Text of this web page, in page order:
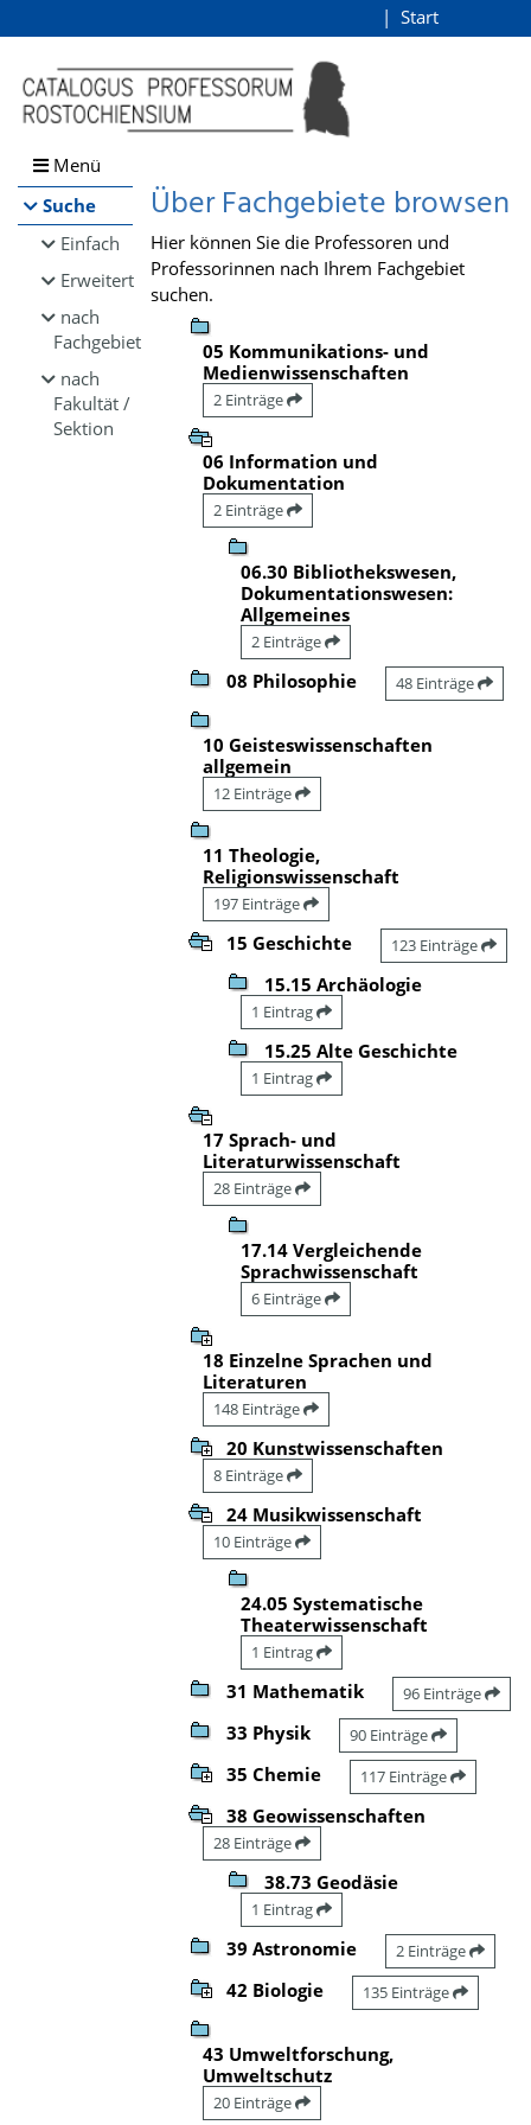
Browsen
direkt zum Inhalt
Start
Menü
Suche
Einfach
Erweitert
nach
Fachgebiet
nach
Fakultät /
Sektion
Über Fachgebiete browsen
Hier können Sie die Professoren und
Professorinnen nach Ihrem Fachgebiet
suchen.
05 Kommunikations- und
Medienwissenschaften
2 Einträge
06 Information und
Dokumentation
2 Einträge
06.30 Bibliothekswesen,
Dokumentationswesen:
Allgemeines
2 Einträge
08 Philosophie 48 Einträge
10 Geisteswissenschaften
allgemein
12 Einträge
11 Theologie,
Religionswissenschaft
197 Einträge
15 Geschichte 123 Einträge
15.15 Archäologie
1 Eintrag
15.25 Alte Geschichte
1 Eintrag
17 Sprach- und
Literaturwissenschaft
28 Einträge
17.14 Vergleichende
Sprachwissenschaft
6 Einträge
18 Einzelne Sprachen und
Literaturen
148 Einträge
20 Kunstwissenschaften
8 Einträge
24 Musikwissenschaft
10 Einträge
24.05 Systematische
Theaterwissenschaft
1 Eintrag
31 Mathematik 96 Einträge
33 Physik 90 Einträge
35 Chemie 117 Einträge
38 Geowissenschaften
28 Einträge
38.73 Geodäsie
1 Eintrag
39 Astronomie 2 Einträge
42 Biologie 135 Einträge
43 Umweltforschung,
Umweltschutz
20 Einträge